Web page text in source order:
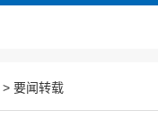
> 要闻转载